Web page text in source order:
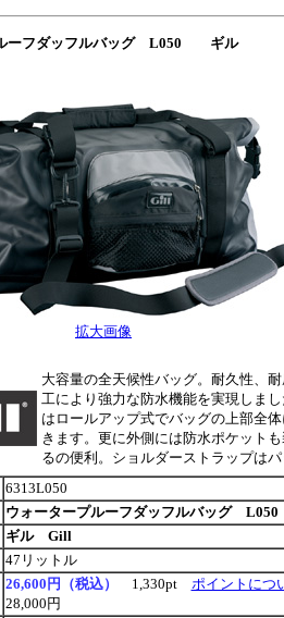
ーフダッフルバッグ L050 ギル
拡大画像
大容量の全天候性バッグ。耐久性、
工により強力な防水機能を実現しま
はロールアップ式でバッグの上部全
きます。更に外側には防水ポケット
るの便利。ショルダーストラップはパ
6313L050
ウォータープルーフダッフルバッグ L050
ギル Gill
47リットル
26,600円（税込） 1,330pt ポイントにつ
28,000円